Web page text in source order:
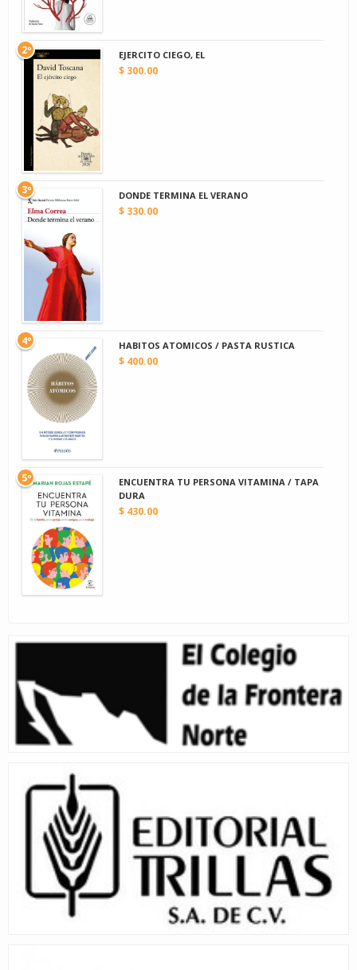
EJERCITO CIEGO, EL
$ 300.00
2º
DONDE TERMINA EL VERANO
$ 330.00
3º
HABITOS ATOMICOS / PASTA RUSTICA
$ 400.00
4º
ENCUENTRA TU PERSONA VITAMINA / TAPA
DURA
$ 430.00
5º